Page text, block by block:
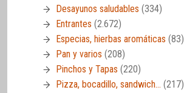
Desayunos saludables (334)
Entrantes (2.672)
Especias, hierbas aromáticas (83)
Pan y varios (208)
Pinchos y Tapas (220)
Pizza, bocadillo, sandwich… (217)